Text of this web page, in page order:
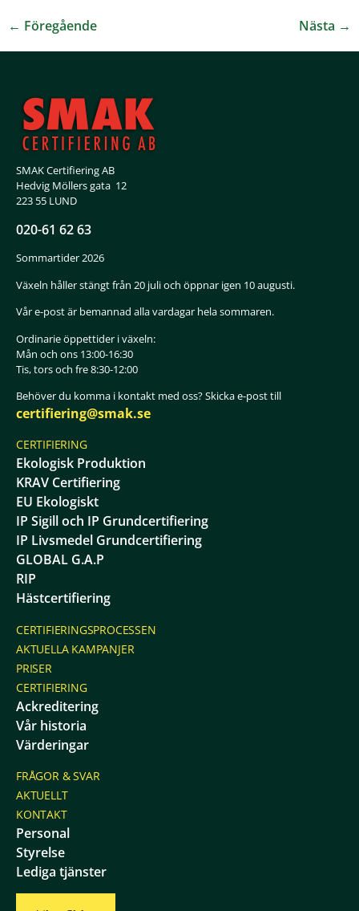
← Föregående Nästa →
SMAK Certifiering AB
Hedvig Möllers gata 12
223 55 LUND
020-61 62 63
Sommartider 2026
Växeln håller stängt från 20 juli och öppnar igen 10 augusti.
Vår e-post är bemannad alla vardagar hela sommaren.
Ordinarie öppettider i växeln:
Mån och ons 13:00-16:30
Tis, tors och fre 8:30-12:00
Behöver du komma i kontakt med oss? Skicka e-post till
certifiering@smak.se
CERTIFIERING
Ekologisk Produktion
KRAV Certifiering
EU Ekologiskt
IP Sigill och IP Grundcertifiering
IP Livsmedel Grundcertifiering
GLOBAL G.A.P
RIP
Hästcertifiering
CERTIFIERINGSPROCESSEN
AKTUELLA KAMPANJER
PRISER
CERTIFIERING
Ackreditering
Vår historia
Värderingar
FRÅGOR & SVAR
AKTUELLT
KONTAKT
Personal
Styrelse
Lediga tjänster